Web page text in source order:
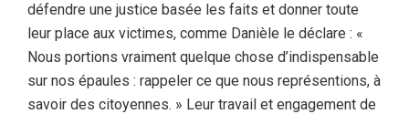
défendre une justice basée les faits et donner toute
leur place aux victimes, comme Danièle le déclare : «
Nous portions vraiment quelque chose d’indispensable
sur nos épaules : rappeler ce que nous représentions, à
savoir des citoyennes. » Leur travail et engagement de